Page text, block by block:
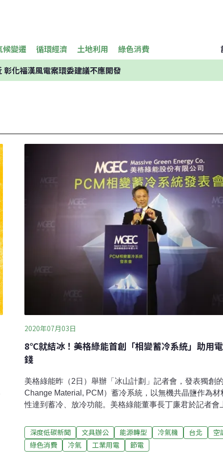
候變遷 循環經濟 土地利用 綠色消費
彰化福漢風電案環委建議不應開發
2020年07月03日
8℃就結冰！美格綠能首創「相變蓄冷系統」助用
錢
美格綠能昨（2日）舉辦「冰山計劃」記者會，發表獨創
Change Material, PCM）蓄冷系統，以無機共晶鹽作為
性達到蓄冷、放冷功能。美格綠能董事長丁廉君於記者會
排量，將是企業用電大戶在實踐社會責任時，提供能源節
伴。為冷氣節電而生的相變材料 讓能量收放自如如同冰在
的水，水在釋放熱量後則回復為冰，因為能量的變化讓材
深度低碳新聞 文具辦公 能源轉型 冷氣機 台北
空
綠色消費
冷氣 工業用電 節電